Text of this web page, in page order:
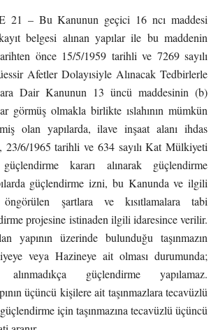
21 – Bu Kanunun geçici 16 ncı maddesi
belgesi alınan yapılar ile bu maddenin
önce 15/5/1959 tarihli ve 7269 sayılı
Afetler Dolayısiyle Alınacak Tedbirlerle
Dair Kanunun 13 üncü maddesinin (b)
görmüş olmakla birlikte ıslahının mümkün
olan yapılarda, ilave inşaat alanı ihdas
23/6/1965 tarihli ve 634 sayılı Kat Mülkiyeti
kararı alınarak güçlendirme
güçlendirme izni, bu Kanunda ve ilgili
şartlara ve kısıtlamalara tabi
projesine istinaden ilgili idaresince verilir.
yapının üzerinde bulunduğu taşınmazın
veya Hazineye ait olması durumunda;
güçlendirme yapılamaz.
üçüncü kişilere ait taşınmazlara tecavüzlü
için taşınmazına tecavüzlü üçüncü